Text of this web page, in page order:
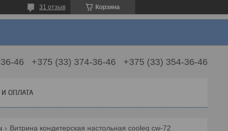
Корзина
31 отзыв
46 +375 (33) 374-36-46 +375 (33) 354-36-46
ОПЛАТА
Витрина кондитерская настольная cooleq cw-72